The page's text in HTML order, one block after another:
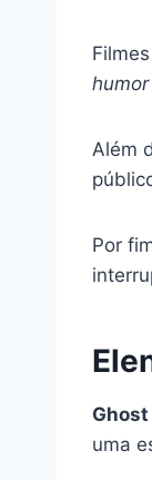
humor
Além
Por
Ghost
uma